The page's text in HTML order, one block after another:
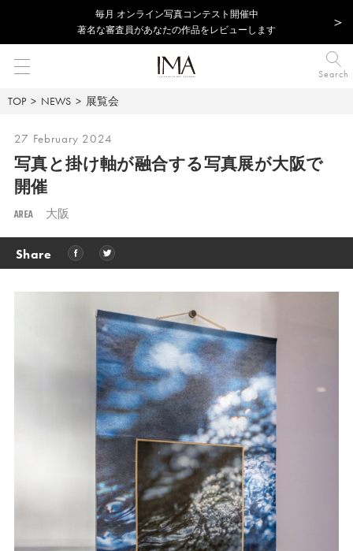
毎⽉ オンライン写真コンテスト開催中
著名な審査員があなたの作品をレビューします
Search
TOP NEWS 展覧会
27 February 2024
写真と掛け軸が融合する写真展が大阪で
開催
AREA 大阪
Share